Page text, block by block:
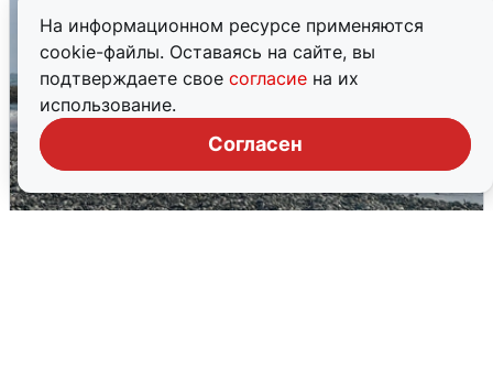
На информационном ресурсе применяются
cookie-файлы. Оставаясь на сайте, вы
подтверждаете свое согласие на их
использование.
Согласен